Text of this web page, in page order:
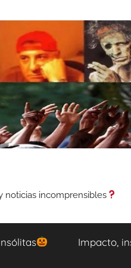
noticias incomprensibles
Impacto,